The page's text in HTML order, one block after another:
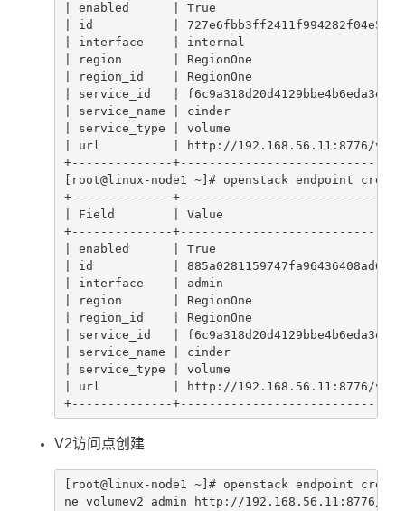
| enabled      | True
| id           |
| interface    | internal
| region       | RegionOne
| region_id    | RegionOne
| service_id   |
| service_name | cinder
| service_type | volume
| url          | http://192.168.56.11:8776/v1/
+--------------
[root@linux-node1 ~]# openstack endpoint
+--------------
| Field        | Value
+--------------
| enabled      | True
| id           |
| interface    | admin
| region       | RegionOne
| region_id    | RegionOne
| service_id   |
| service_name | cinder
| service_type | volume
| url          | http://192.168.56.11:8776/v1/
+--------------
V2访问点创建
[root@linux-node1 ~]# openstack endpoint
ne volumev2 admin http://192.168.56.11:8776/